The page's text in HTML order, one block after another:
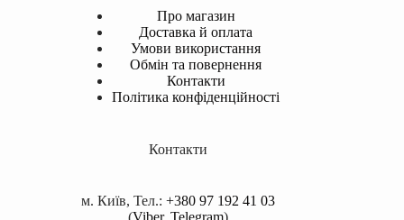
Про магазин
Доставка й оплата
Умови використання
Обмін та повернення
Контакти
Політика конфіденційності
Контакти
м. Київ, Тел.: +380 97 192 41 03